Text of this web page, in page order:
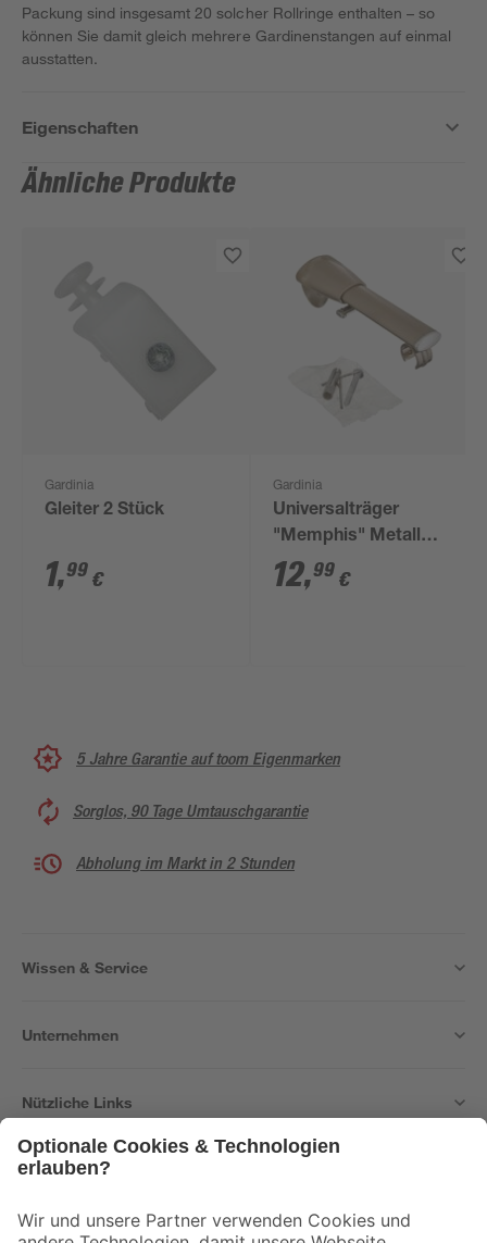
Packung sind insgesamt 20 solcher Rollringe enthalten – so
können Sie damit gleich mehrere Gardinenstangen auf einmal
ausstatten.
Eigenschaften
Ähnliche Produkte
Gardinia
Gleiter 2 Stück
1,99 €
Gardinia
Universalträger
"Memphis" Metall
Edelstahl-Optik Ø 16
mm
12,99 €
5 Jahre Garantie auf toom Eigenmarken
Sorglos, 90 Tage Umtauschgarantie
Abholung im Markt in 2 Stunden
Wissen & Service
Unternehmen
Nützliche Links
Der toom Newsletter: Keine Angebote und Aktionen mehr verpassen!